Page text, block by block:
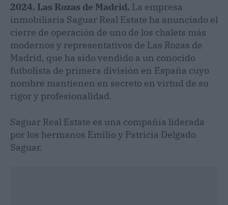
2024. Las Rozas de Madrid. La empresa
inmobiliaria Saguar Real Estate ha anunciado el
cierre de operación de uno de los chalets más
modernos y representativos de Las Rozas de
Madrid, que ha sido vendido a un conocido
futbolista de primera división en España cuyo
nombre mantienen en secreto en virtud de su
rigor y profesionalidad.
Saguar Real Estate es una compañía liderada
por los hermanos Emilio y Patricia Delgado
Saguar.